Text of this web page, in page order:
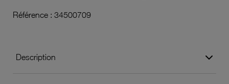
Référence : 34500709
Description